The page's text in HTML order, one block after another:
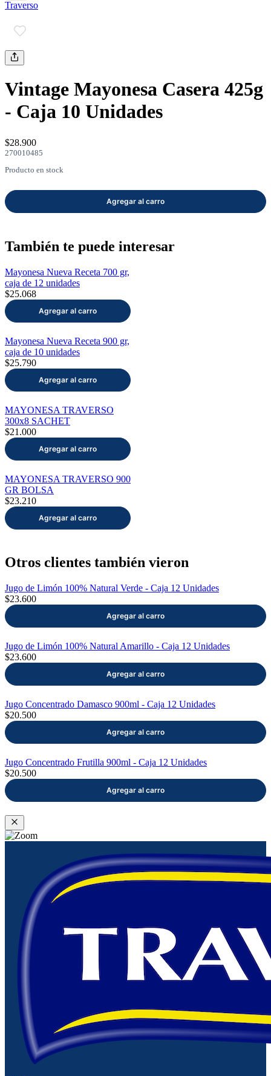
mayor
Contáctanos
Nosotros
Ayuda
Traverso
Traverso
Vintage Mayonesa Casera 425g
- Caja 10 Unidades
$28.900
270010485
Producto en stock
También te puede interesar
Mayonesa Nueva Receta 700 gr,
caja de 12 unidades
$25.068
Mayonesa Nueva Receta 900 gr,
caja de 10 unidades
$25.790
MAYONESA TRAVERSO
300x8 SACHET
$21.000
MAYONESA TRAVERSO 900
GR BOLSA
$23.210
Otros clientes también vieron
Jugo de Limón 100% Natural Verde - Caja 12 Unidades
$23.600
Jugo de Limón 100% Natural Amarillo - Caja 12 Unidades
$23.600
Jugo Concentrado Damasco 900ml - Caja 12 Unidades
$20.500
Jugo Concentrado Frutilla 900ml - Caja 12 Unidades
$20.500